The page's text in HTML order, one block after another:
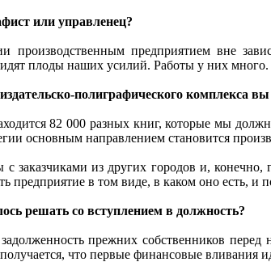
или управленец?
производственным предприятием вне
плоды наших усилий. Работы у них много.
полиграфического комплекса
82 000 разных книг, которые мы
основным направлением становится
заказчиками из других городов и,
предприятие в том виде, в каком оно есть, и
решать со вступлением в должность?
прежних собственников
что первые финансовые вливания